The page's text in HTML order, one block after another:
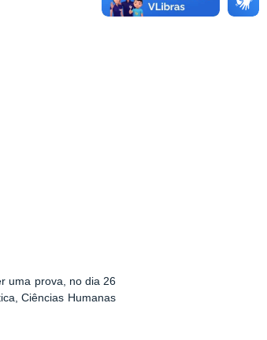
uma prova, no dia 26
Ciências Humanas